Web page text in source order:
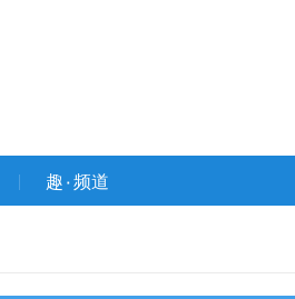
趣۰频道